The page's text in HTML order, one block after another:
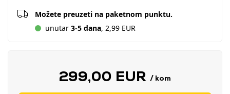
Možete preuzeti na paketnom punktu.
unutar 3-5 dana, 2,99 EUR
299,00 EUR / kom